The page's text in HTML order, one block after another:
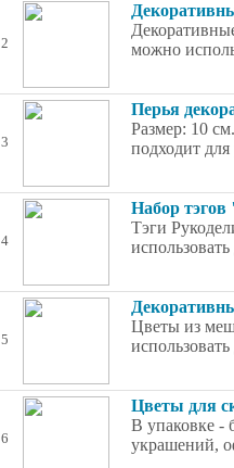
2
можно
3
Перья
Размер: 10
подходит для
4
Набор
Тэги
5
Цветы из
6
Цветы для
В упаковке -
украшений,